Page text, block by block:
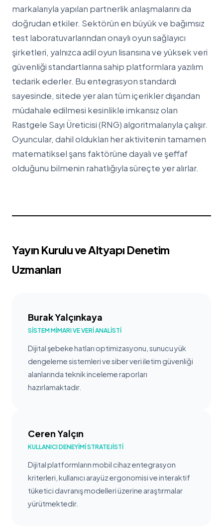
markalarıyla yapılan partnerlik anlaşmalarını da
doğrudan etkiler. Sektörün en büyük ve bağımsız
test laboratuvarlarından onaylı oyun sağlayıcı
şirketleri, yalnızca adil oyun lisansına ve yüksek veri
güvenliği standartlarına sahip platformlara yazılım
tedarik ederler. Bu entegrasyon standardı
sayesinde, sitede yer alan tüm içerikler dışarıdan
müdahale edilmesi kesinlikle imkansız olan
Rastgele Sayı Üreticisi (RNG) algoritmalarıyla çalışır.
Oyuncular, dahil oldukları her aktivitenin tamamen
matematiksel şans faktörüne dayalı ve şeffaf
olduğunu bilmenin rahatlığıyla süreçte yer alırlar.
Yayın Kurulu ve Altyapı Denetim
Uzmanları
Burak Yalçınkaya
SISTEM MIMARI VE VERI ANALISTI
Dijital şebeke hatları optimizasyonu, sunucu yük
dengeleme sistemleri ve siber veri iletim güvenliği
alanlarında teknik inceleme raporları
hazırlamaktadır.
Ceren Yalçın
KULLANICI DENEYIMI STRATEJISTI
Dijital platformların mobil cihaz entegrasyon
kriterleri, kullanıcı arayüz ergonomisi ve interaktif
tüketici davranış modelleri üzerine araştırmalar
yürütmektedir.